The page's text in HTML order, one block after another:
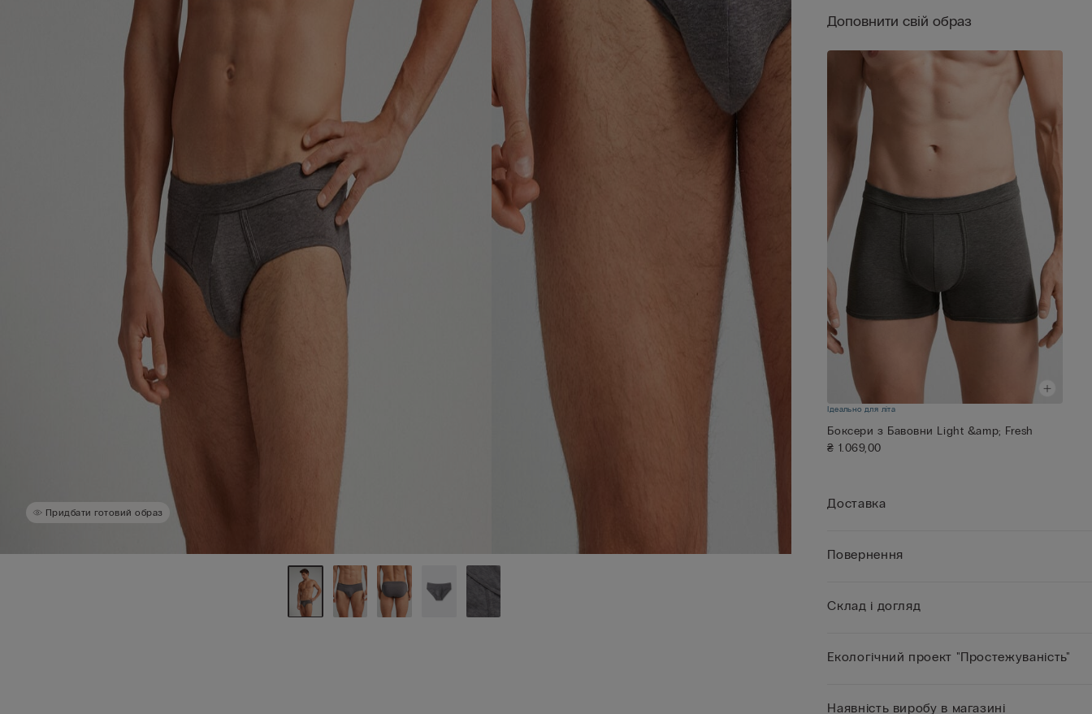
Придбати готовий образ
Доповнити свій образ
Ідеально для літа
Боксери з Бавовни Light &amp; Fresh
₴ 1.069,00
Доставка
Повернення
Склад і догляд
Екологічний проект "Простежуваність"
Наявність виробу в магазині